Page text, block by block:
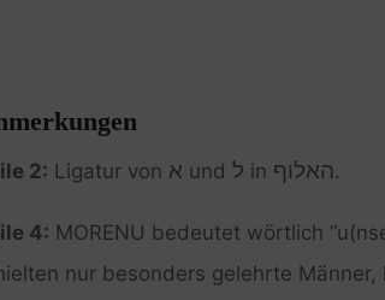
2: Ligatur von א und ל in האלוף.
4: MORENU bedeutet wörtlich
nur besonders gelehrte